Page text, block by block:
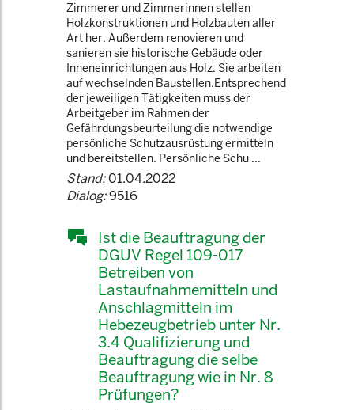
Zimmerer und Zimmerinnen stellen
Holzkonstruktionen und Holzbauten aller
Art her. Außerdem renovieren und
sanieren sie historische Gebäude oder
Inneneinrichtungen aus Holz. Sie arbeiten
auf wechselnden Baustellen.Entsprechend
der jeweiligen Tätigkeiten muss der
Arbeitgeber im Rahmen der
Gefährdungsbeurteilung die notwendige
persönliche Schutzausrüstung ermitteln
und bereitstellen. Persönliche Schu ...
Stand:01.04.2022
Dialog:9516
Ist die Beauftragung der
DGUV Regel 109-017
Betreiben von
Lastaufnahmemitteln und
Anschlagmitteln im
Hebezeugbetrieb unter Nr.
3.4 Qualifizierung und
Beauftragung die selbe
Beauftragung wie in Nr. 8
Prüfungen?